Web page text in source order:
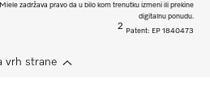
zadržava pravo da u bilo kom trenutku izmeni ili prekine
digitalnu ponudu.
2
Patent: EP 1840473
vrh strane